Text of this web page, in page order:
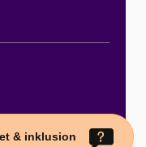
& inklusion